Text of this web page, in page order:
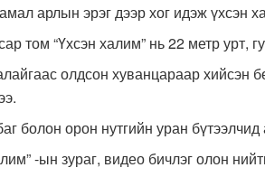
арлын эрэг дээр хог идэж үхсэн
том “Үхсэн халим” нь 22 метр урт,
олдсон хуванцараар хийсэн
болон орон нутгийн уран
-ын зураг, видео бичлэг олон